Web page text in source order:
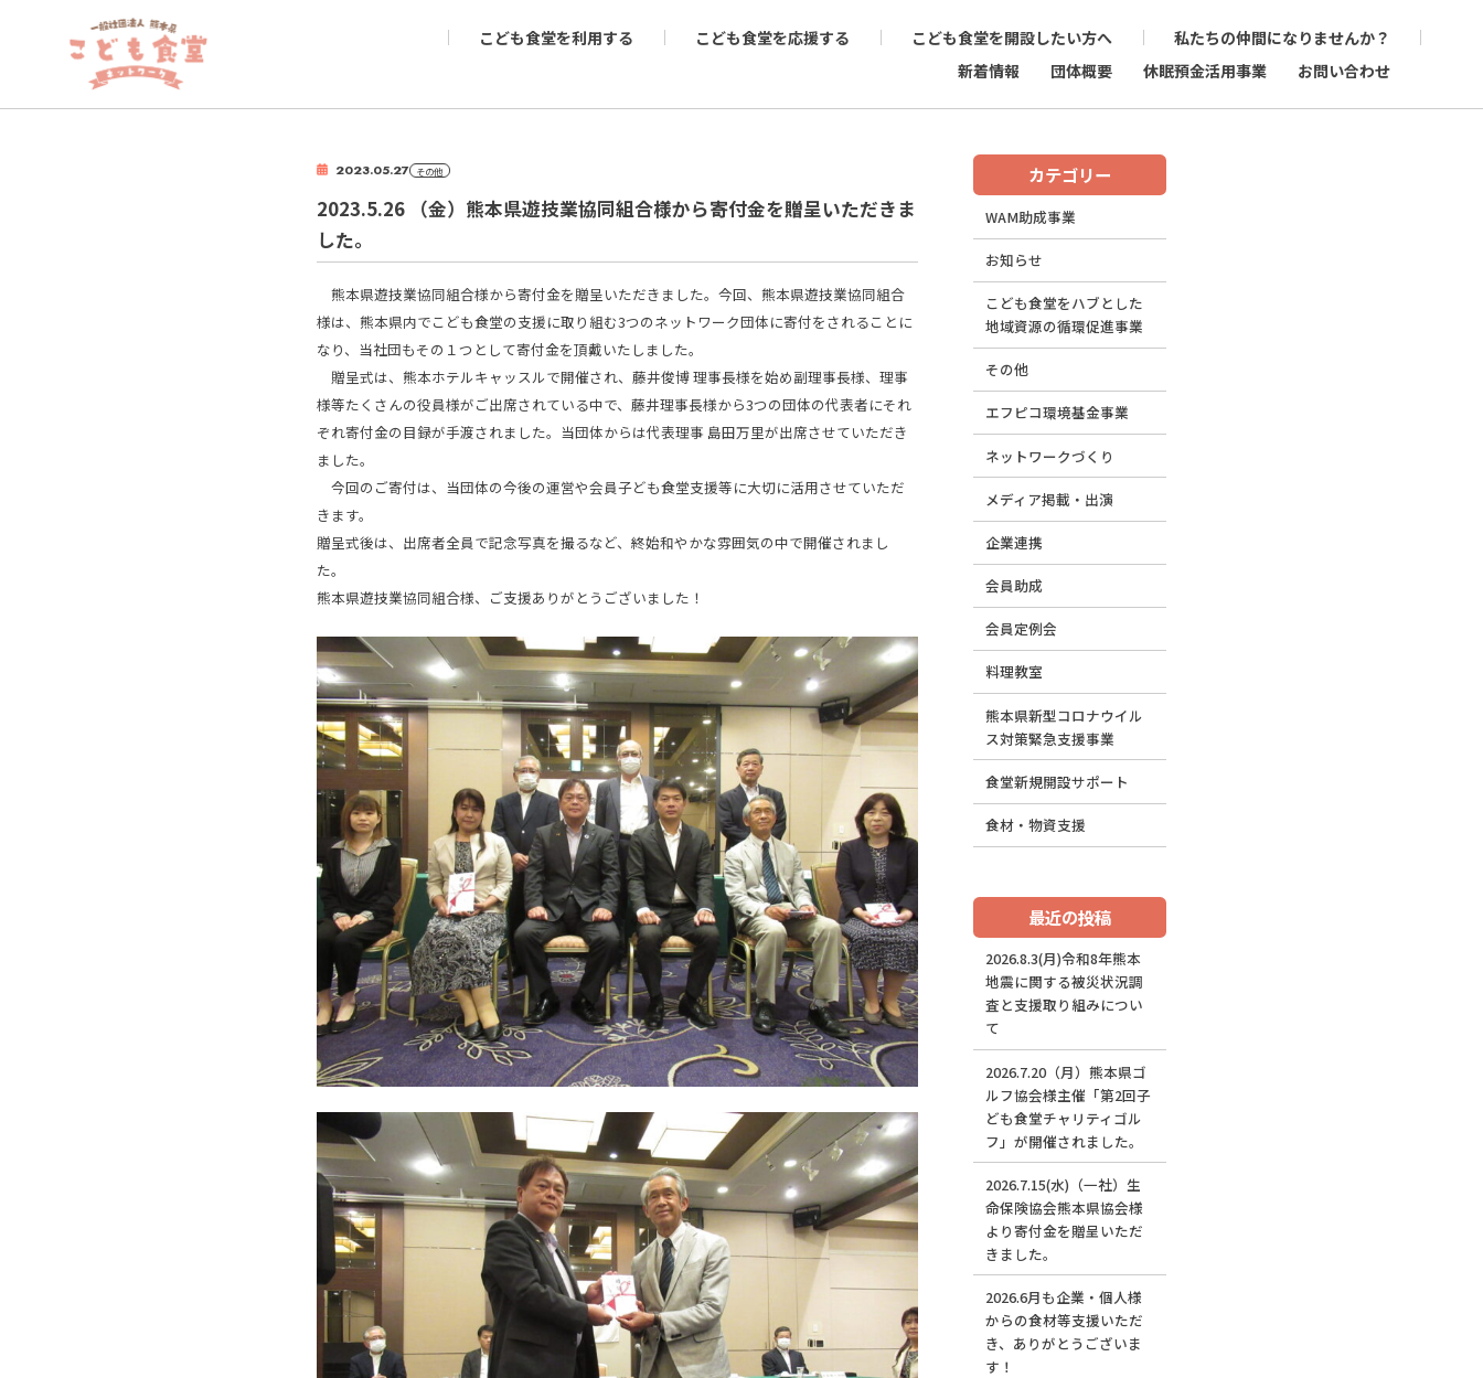
こども食堂を利用する こども食堂を応援する こども食堂を開設したい方へ
私たちの仲間になりませんか？
新着情報
団体概要 休眠預金活用事業 お問い合わせ
2023.05.27 その他
2023.5.26 （金）熊本県遊技業協同組合様から寄付金を贈呈いただきま
した。
熊本県遊技業協同組合様から寄付金を贈呈いただきました。今回、熊本県遊技業協同組合
様は、熊本県内でこども食堂の支援に取り組む3つのネットワーク団体に寄付をされることに
なり、当社団もその１つとして寄付金を頂戴いたしました。
贈呈式は、熊本ホテルキャッスルで開催され、藤井俊博 理事長様を始め副理事長様、理事
様等たくさんの役員様がご出席されている中で、藤井理事長様から3つの団体の代表者にそれ
ぞれ寄付金の目録が手渡されました。当団体からは代表理事 島田万里が出席させていただき
ました。
今回のご寄付は、当団体の今後の運営や会員子ども食堂支援等に大切に活用させていただ
きます。
贈呈式後は、出席者全員で記念写真を撮るなど、終始和やかな雰囲気の中で開催されまし
た。
熊本県遊技業協同組合様、ご支援ありがとうございました！
カテゴリー
WAM助成事業
お知らせ
こども食堂をハブとした
地域資源の循環促進事業
その他
エフピコ環境基金事業
ネットワークづくり
メディア掲載・出演
企業連携
会員助成
会員定例会
料理教室
熊本県新型コロナウイル
ス対策緊急支援事業
食堂新規開設サポート
食材・物資支援
最近の投稿
2026.8.3(月)令和8年熊本
地震に関する被災状況調
査と支援取り組みについ
て
2026.7.20（月）熊本県ゴ
ルフ協会様主催「第2回子
ども食堂チャリティゴル
フ」が開催されました。
2026.7.15(水)（一社）生
命保険協会熊本県協会様
より寄付金を贈呈いただ
きました。
2026.6月も企業・個人様
からの食材等支援いただ
き、ありがとうございま
す！